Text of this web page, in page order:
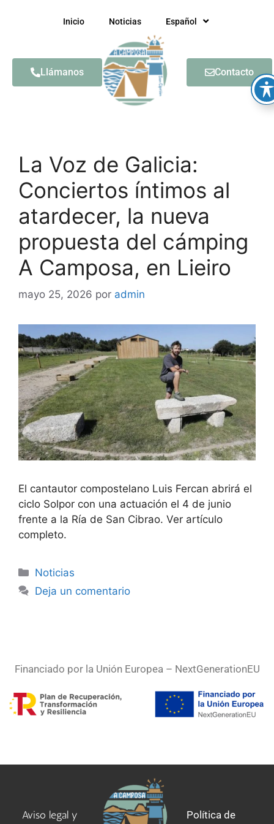
Inicio Noticias Español
Llámanos Contacto
La Voz de Galicia:
Conciertos íntimos al
atardecer, la nueva
propuesta del cámping
A Camposa, en Lieiro
mayo 25, 2026 por admin
El cantautor compostelano Luis Fercan abrirá el
ciclo Solpor con una actuación el 4 de junio
frente a la Ría de San Cibrao. Ver artículo
completo.
Noticias
Deja un comentario
Financiado por la Unión Europea – NextGenerationEU
Aviso legal y Política de